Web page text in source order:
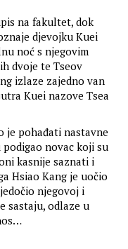
na fakultet, dok
djevojku Kuei
noć s njegovim
dvoje te Tseov
izlaze zajedno van
Kuei nazove Tsea
je pohađati nastavne
novac koji su
kasnije saznati i
Hsiao Kang je uočio
njegovoj i
sastaju, odlaze u